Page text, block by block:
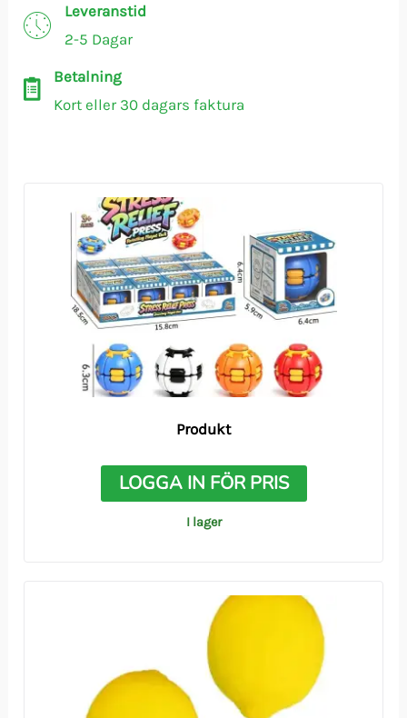
Leveranstid
2-5 Dagar
Betalning
Kort eller 30 dagars faktura
Produkt
LOGGA IN FÖR PRIS
I lager